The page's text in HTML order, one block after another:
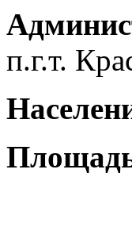
п.г.т.